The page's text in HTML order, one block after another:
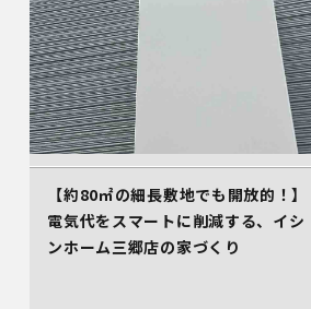
【約80㎡の細長敷地でも開放的！】
電気代をスマートに削減する、イシ
ンホーム三郷店の家づくり